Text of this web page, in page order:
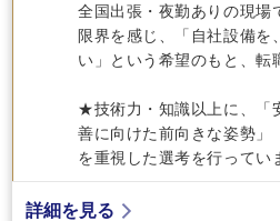
全国出張・夜勤ありの現場
限界を感じ、「自社設備を
い」という希望のもと、転
★技術力・知識以上に、「
善に向けた前向きな姿勢」
を重視した選考を行ってい
詳細を見る